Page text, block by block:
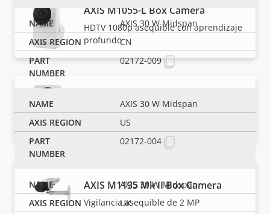
AXIS M1055-L Box Camera
HDTV 1080p asequible con aprendizaje
profundo
Completamente equipada con 2 MP y
analíticas basadas en IA
AXIS M1135 Mk II Box Camera
Vigilancia asequible de 2 MP
AXIS 30 W Midspan
CN
02172-009
AXIS 30 W Midspan
US
02172-004
AXIS 30 W Midspan
UK